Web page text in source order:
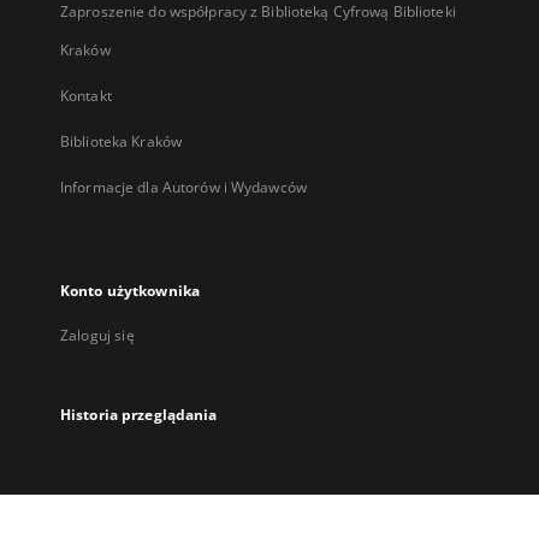
Zaproszenie do współpracy z Biblioteką Cyfrową Biblioteki
Kraków
Kontakt
Biblioteka Kraków
Informacje dla Autorów i Wydawców
Konto użytkownika
Zaloguj się
Historia przeglądania